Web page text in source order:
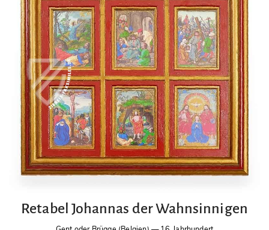
Retabel Johannas der Wahnsinnigen